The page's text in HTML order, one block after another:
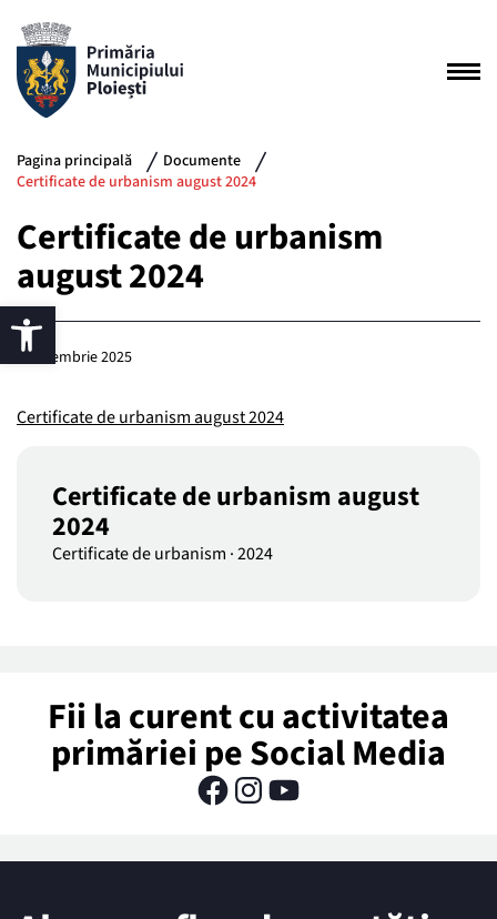
Pagina principală
Documente
Certificate de urbanism august 2024
Certificate de urbanism
august 2024
8 decembrie 2025
Certificate de urbanism august 2024
Certificate de urbanism august
2024
Certificate de urbanism ·2024
Fii la curent cu activitatea
primăriei pe Social Media